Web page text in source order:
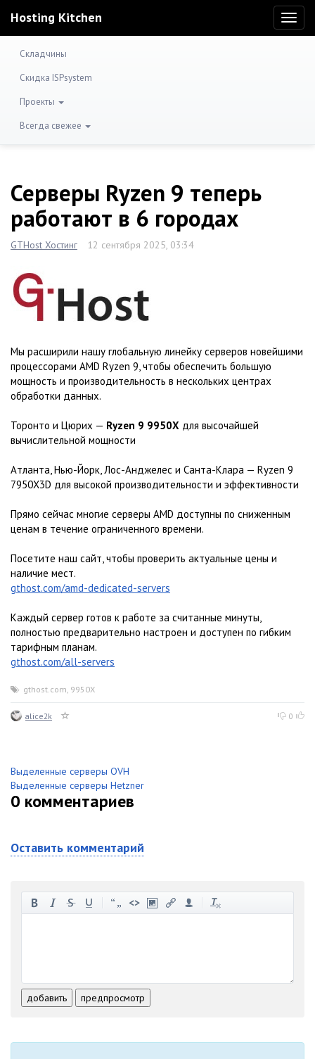
Hosting Kitchen
Складчины
Скидка ISPsystem
Проекты
Всегда свежее
Серверы Ryzen 9 теперь
работают в 6 городах
GTHost Хостинг 12 сентября 2025, 03:34
Мы расширили нашу глобальную линейку серверов новейшими
процессорами AMD Ryzen 9, чтобы обеспечить большую
мощность и производительность в нескольких центрах
обработки данных.
Торонто и Цюрих — Ryzen 9 9950X для высочайшей
вычислительной мощности
Атланта, Нью-Йорк, Лос-Анджелес и Санта-Клара — Ryzen 9
7950X3D для высокой производительности и эффективности
Прямо сейчас многие серверы AMD доступны по сниженным
ценам в течение ограниченного времени.
Посетите наш сайт, чтобы проверить актуальные цены и
наличие мест.
gthost.com/amd-dedicated-servers
Каждый сервер готов к работе за считанные минуты,
полностью предварительно настроен и доступен по гибким
тарифным планам.
gthost.com/all-servers
gthost.com, 9950X
alice2k 0
Выделенные серверы OVH
Выделенные серверы Hetzner
0 комментариев
Оставить комментарий
-
-
-
добавить предпросмотр